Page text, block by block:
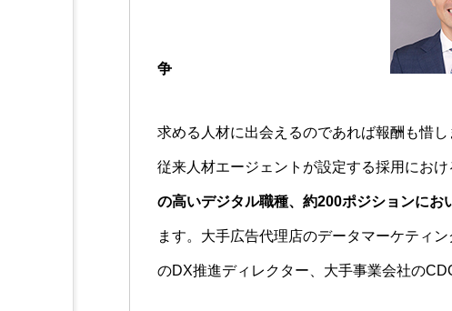
争
求める人材に出会えるのであれば報酬も惜
従来人材エージェントが設定する採用におけ
の高いデジタル職種、約200ポジションに
ます。大手広告代理店のデータマーケティ
のDX推進ディレクター、大手事業会社の